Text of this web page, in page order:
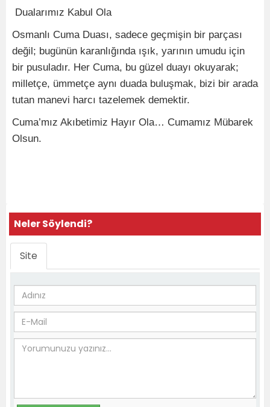
Dualarımız Kabul Ola
Osmanlı Cuma Duası, sadece geçmişin bir parçası
değil; bugünün karanlığında ışık, yarının umudu için
bir pusuladır. Her Cuma, bu güzel duayı okuyarak;
milletçe, ümmetçe aynı duada buluşmak, bizi bir arada
tutan manevi harcı tazelemek demektir.
Cuma’mız Akıbetimiz Hayır Ola… Cumamız Mübarek
Olsun.
Neler Söylendi?
Site